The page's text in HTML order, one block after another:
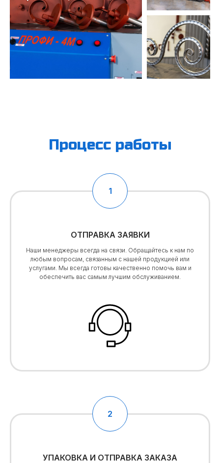
Процесс работы
ОТПРАВКА ЗАЯВКИ
Наши менеджеры всегда на связи. Обращайтесь к нам по
любым вопросам, связанным с нашей продукцией или
услугами. Мы всегда готовы качественно помочь вам и
обеспечить вас самым лучшим обслуживанием.
УПАКОВКА И ОТПРАВКА ЗАКАЗА